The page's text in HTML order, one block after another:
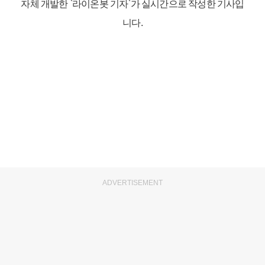
자체 개발한 `라이온봇 기자`가 실시간으로 작성한 기사입
니다.
ADVERTISEMENT